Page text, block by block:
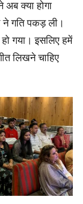
अब क्या होगा
ने गति पकड़ ली।
गया। इसलिए हमें
लिखने चाहिए